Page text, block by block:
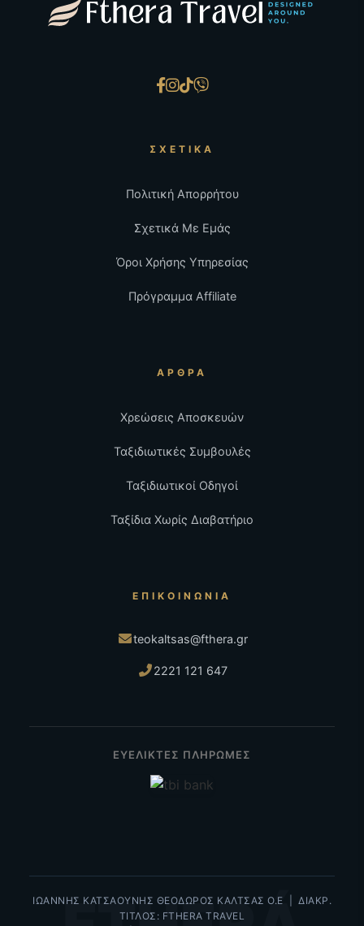
ΣΧΕΤΙΚΆ
Πολιτική Απορρήτου
Σχετικά Με Εμάς
Όροι Χρήσης Υπηρεσίας
Πρόγραμμα Affiliate
ΆΡΘΡΑ
Χρεώσεις Αποσκευών
Ταξιδιωτικές Συμβουλές
Ταξιδιωτικοί Οδηγοί
Ταξίδια Χωρίς Διαβατήριο
ΕΠΙΚΟΙΝΩΝΊΑ
teokaltsas@fthera.gr
2221 121 647
ΕΥΕΛΙΚΤΕΣ ΠΛΗΡΩΜΕΣ
ΙΩΑΝΝΗΣ ΚΑΤΣΑΟΥΝΗΣ ΘΕΟΔΩΡΟΣ ΚΑΛΤΣΑΣ Ο.Ε | ΔΙΑΚΡ.
ΤΙΤΛΟΣ: FTHERA TRAVEL